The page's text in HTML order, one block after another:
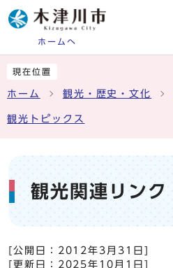
ホームへ
現在位置
ホーム 観光・歴史・文化
観光トピックス
観光関連リンク
[公開日： 2012年3月31日
[更新日： 2025年10月1日